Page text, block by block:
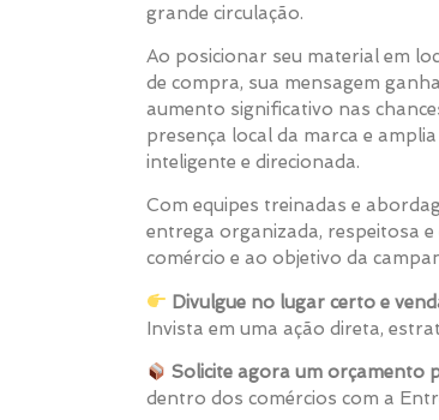
grande circulação.
Ao posicionar seu material em
de compra, sua mensagem
aumento significativo nas
presença local da marca e
inteligente e direcionada.
Com equipes treinadas e
entrega organizada, respeitosa
comércio e ao objetivo da
Divulgue no lugar certo e
Invista em uma ação direta,
Solicite agora um orçamento
dentro dos comércios com a